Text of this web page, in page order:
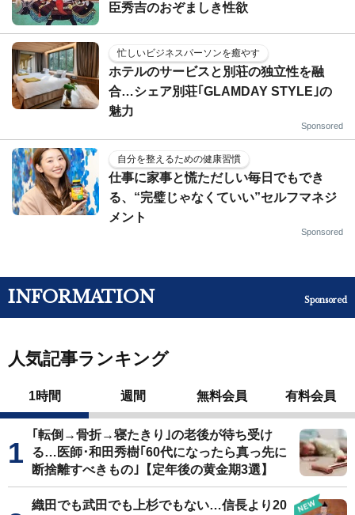
臣秀吉のおぞましき性欲
忙しいビジネスパーソンを癒やす
ホテルのサービスと別荘の独立性を融
合…シェア別荘｢GLAMDAY STYLE｣の
魅力
Sponsored
自分を整えるための健康習慣
仕事に家事と慌ただしい毎日でもでき
る、“完璧じゃなくていい”セルフマネジ
メント
Sponsored
INFORMATION Sponsored
人気記事ランキング
1時間 週間 無料会員 有料会員
｢転倒→骨折→寝たきり｣の老後が待ち受け
る…医師･和田秀樹｢60代になったら真っ先に
断捨離すべきもの｣【定年後の黄金期3選】
織田でも武田でも上杉でもない…信長より20